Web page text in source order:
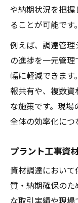
や納期状況を把
ることが可能です。
例えば、調達管
の進捗を一元管
幅に軽減できま
報共有や、複数
な施策です。現場
全体の効率化につ
プラント工事資
資材調達におい
質・納期確保の
な取引実績や現